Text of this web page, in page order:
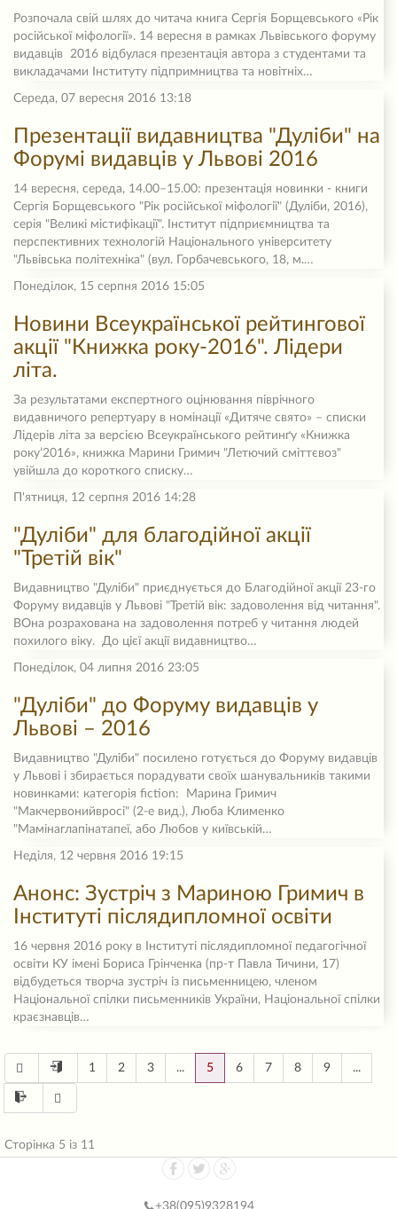
Розпочала свій шлях до читача книга Сергія Борщевського «Рік
російської міфології». 14 вересня в рамках Львівського форуму
видавців 2016 відбулася презентація автора з студентами та
викладачами Інституту підпримництва та новітніх…
Середа, 07 вересня 2016 13:18
Презентації видавництва "Дуліби" на
Форумі видавців у Львові 2016
14 вересня, середа, 14.00–15.00: презентація новинки - книги
Сергія Борщевського "Рік російської міфології" (Дуліби, 2016),
серія "Великі містифікації". Інститут підприємництва та
перспективних технологій Національного університету
"Львівська політехніка" (вул. Горбачевського, 18, м.…
Понеділок, 15 серпня 2016 15:05
Новини Всеукраїнської рейтингової
акції "Книжка року-2016". Лідери
літа.
За результатами експертного оцінювання піврічного
видавничого репертуару в номінації «Дитяче свято» – списки
Лідерів літа за версією Всеукраїнського рейтинґу «Книжка
року’2016», книжка Марини Гримич "Летючий сміттєвоз"
увійшла до короткого списку…
П'ятниця, 12 серпня 2016 14:28
"Дуліби" для благодійної акції
"Третій вік"
Видавництво "Дуліби" приєднується до Благодійної акції 23-го
Форуму видавців у Львові "Третій вік: задоволення від читання".
ВОна розрахована на задоволення потреб у читання людей
похилого віку. До цієї акції видавництво…
Понеділок, 04 липня 2016 23:05
"Дуліби" до Форуму видавців у
Львові – 2016
Видавництво "Дуліби" посилено готується до Форуму видавців
у Львові і збирається порадувати своїх шанувальників такими
новинками: категорія fiction: Марина Гримич
"Макчервонийвросі" (2-е вид.), Люба Клименко
"Мамінаглапінатапеї, або Любов у київській…
Неділя, 12 червня 2016 19:15
Анонс: Зустріч з Мариною Гримич в
Інституті післядипломної освіти
16 червня 2016 року в Інституті післядипломної педагогічної
освіти КУ імені Бориса Грінченка (пр-т Павла Тичини, 17)
відбудеться творча зустріч із письменницею, членом
Національної спілки письменників України, Національної спілки
краєзнавців…
1 2 3 ... 5 6 7 8 9 ...
Сторінка 5 із 11
+38(095)9328194